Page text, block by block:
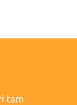
tam